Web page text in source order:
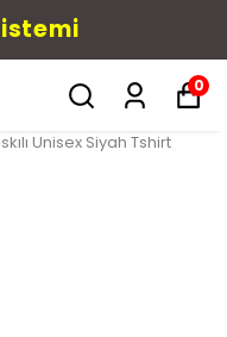
0
Unisex Siyah Tshirt